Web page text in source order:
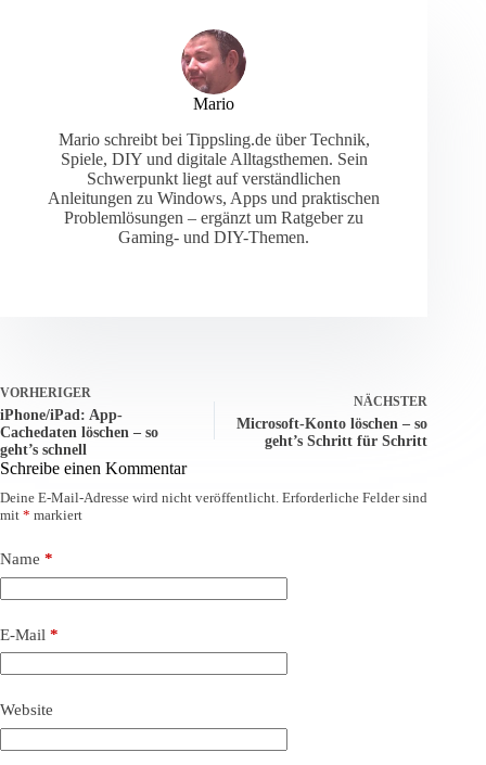
Mario
Mario schreibt bei Tippsling.de über Technik,
Spiele, DIY und digitale Alltagsthemen. Sein
Schwerpunkt liegt auf verständlichen
Anleitungen zu Windows, Apps und praktischen
Problemlösungen – ergänzt um Ratgeber zu
Gaming- und DIY-Themen.
VORHERIGER
iPhone/iPad: App-
Cachedaten löschen – so
geht’s schnell
NÄCHSTER
Microsoft-Konto löschen – so
geht’s Schritt für Schritt
Schreibe einen Kommentar
Deine E-Mail-Adresse wird nicht veröffentlicht. Erforderliche Felder sind
mit * markiert
Name *
E-Mail *
Website